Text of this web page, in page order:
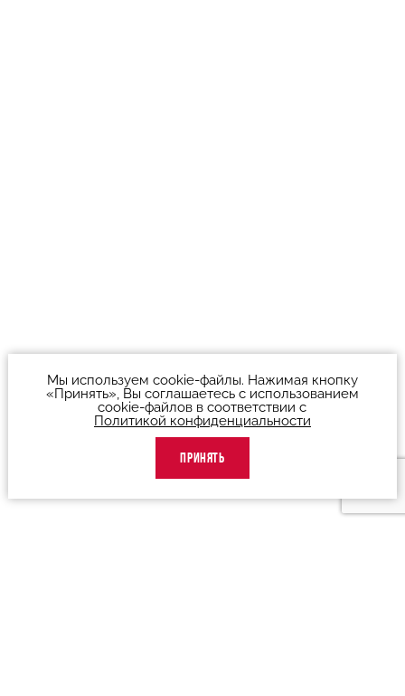
Мы используем cookie-файлы. Нажимая кнопку
«Принять», Вы соглашаетесь с использованием
cookie-файлов в соответствии с
Политикой конфиденциальности
ПРИНЯТЬ